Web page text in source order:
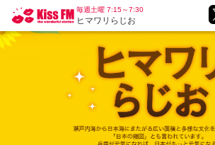
毎週土曜 7:15～7:30
ヒマワリらじお